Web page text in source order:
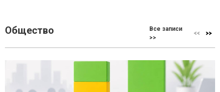
Общество
Все записи
>>